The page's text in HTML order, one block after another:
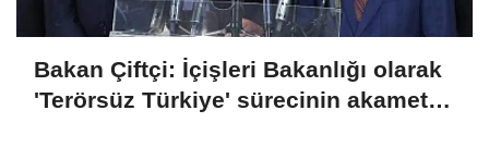
Bakan Çiftçi: İçişleri Bakanlığı olarak
'Terörsüz Türkiye' sürecinin akamete